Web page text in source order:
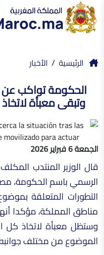
الرئيسية الأخبار
الحكومة تواكب عن
وتبقى معبأة
الجمعة 6 فبراير 2026
قال الوزير المنتدب
الرسمي باسم الحكومة،
التطورات المتعلقة
مناطق المملكة، مؤكدا
وستظل معبأة لاتخاذ كل
الموضوع من مختلف